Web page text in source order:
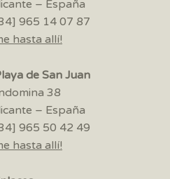
– España
965 14 07 87
hasta allí!
de San Juan
38
– España
965 50 42 49
hasta allí!